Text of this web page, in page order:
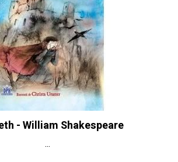
- William Shakespeare
...